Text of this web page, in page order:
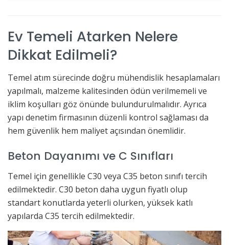
Ev Temeli Atarken Nelere
Dikkat Edilmeli?
Temel atım sürecinde doğru mühendislik hesaplamaları
yapılmalı, malzeme kalitesinden ödün verilmemeli ve
iklim koşulları göz önünde bulundurulmalıdır. Ayrıca
yapı denetim firmasının düzenli kontrol sağlaması da
hem güvenlik hem maliyet açısından önemlidir.
Beton Dayanımı ve C Sınıfları
Temel için genellikle C30 veya C35 beton sınıfı tercih
edilmektedir. C30 beton daha uygun fiyatlı olup
standart konutlarda yeterli olurken, yüksek katlı
yapılarda C35 tercih edilmektedir.